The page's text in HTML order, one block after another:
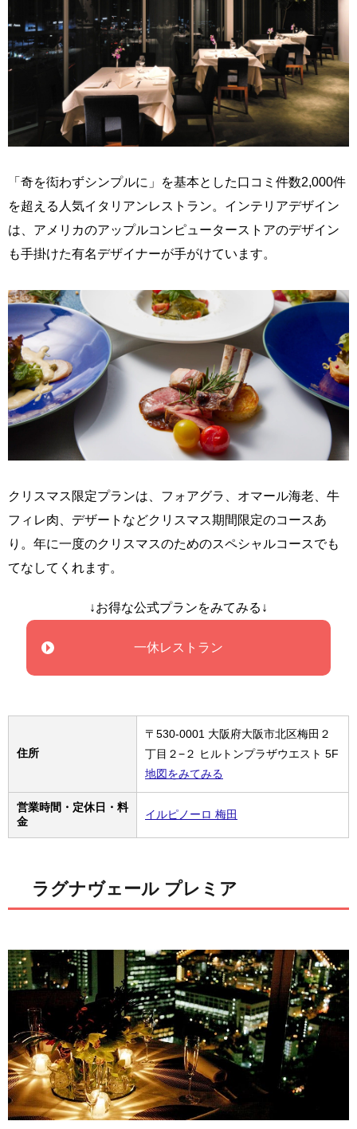
「奇を衒わずシンプルに」を基本とした口コミ件数2,000件
を超える人気イタリアンレストラン。インテリアデザイン
は、アメリカのアップルコンピューターストアのデザイン
も手掛けた有名デザイナーが手がけています。
クリスマス限定プランは、フォアグラ、オマール海老、牛
フィレ肉、デザートなどクリスマス期間限定のコースあ
り。年に一度のクリスマスのためのスペシャルコースでも
てなしてくれます。
↓お得な公式プランをみてみる↓
一休レストラン
住所
〒530-0001 大阪府大阪市北区梅田２
丁目２−２ ヒルトンプラザウエスト 5F
地図をみてみる
営業時間・定休日・料
金
イルピノーロ 梅田
ラグナヴェール プレミア